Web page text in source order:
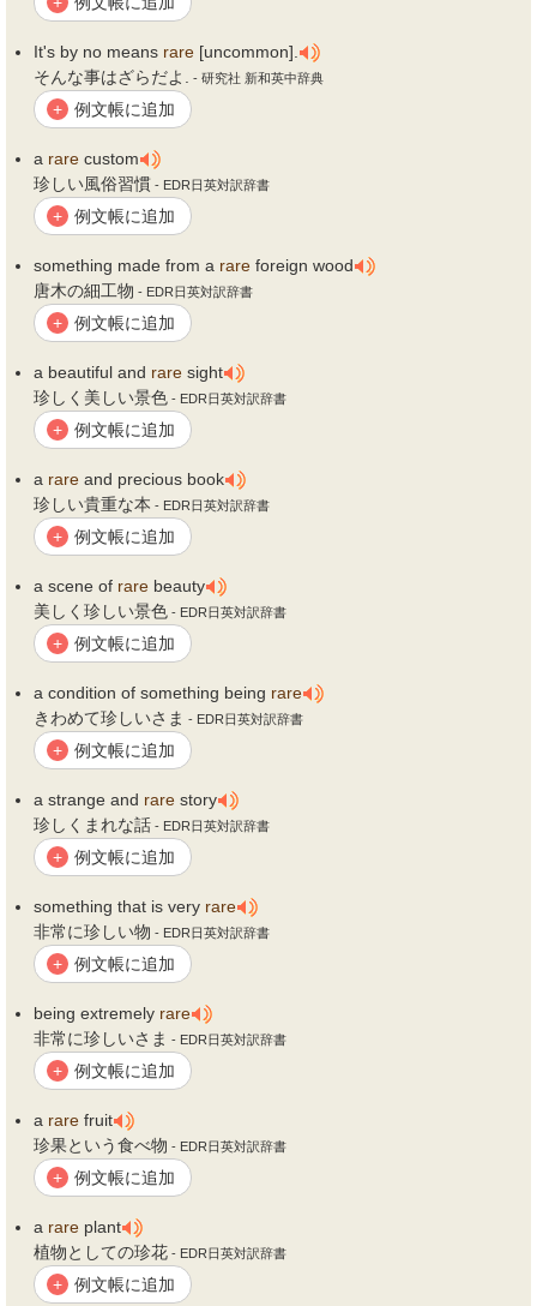
It's by no means rare [uncommon].
そんな事はざらだよ.
- 研究社 新和英中辞典
+ 例文帳に追加
a rare custom
珍しい風俗習慣 - EDR日英対訳辞書
+ 例文帳に追加
something made from a rare foreign wood
唐木の細工物 - EDR日英対訳辞書
+ 例文帳に追加
a beautiful and rare sight
珍しく美しい景色 - EDR日英対訳辞書
+ 例文帳に追加
a rare and precious book
珍しい貴重な本 - EDR日英対訳辞書
+ 例文帳に追加
a scene of rare beauty
美しく珍しい景色 - EDR日英対訳辞書
+ 例文帳に追加
a condition of something being rare
きわめて珍しいさま - EDR日英対訳辞書
+ 例文帳に追加
a strange and rare story
珍しくまれな話 - EDR日英対訳辞書
+ 例文帳に追加
something that is very rare
非常に珍しい物 - EDR日英対訳辞書
+ 例文帳に追加
being extremely rare
非常に珍しいさま - EDR日英対訳辞書
+ 例文帳に追加
a rare fruit
珍果という食べ物 - EDR日英対訳辞書
+ 例文帳に追加
a rare plant
植物としての珍花 - EDR日英対訳辞書
+ 例文帳に追加